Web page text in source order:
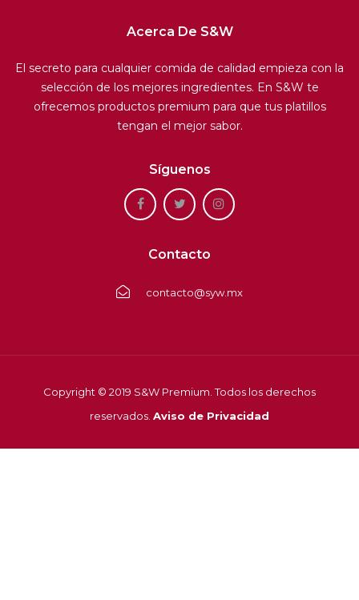
Acerca De S&W
El secreto para cualquier comida de calidad empieza con la
selección de los mejores ingredientes. En S&W te
ofrecemos productos premium para que tus platillos
tengan el mejor sabor.
Síguenos
Contacto
contacto@syw.mx
Copyright © 2019 S&W Premium. Todos los derechos
reservados. Aviso de Privacidad